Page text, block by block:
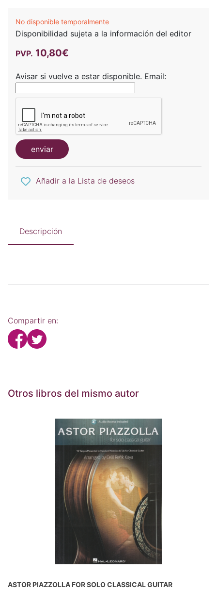
No disponible temporalmente
Disponibilidad sujeta a la información del editor
PVP. 10,80€
Avisar si vuelve a estar disponible. Email:
enviar
Añadir a la Lista de deseos
Descripción
Compartir en:
Otros libros del mismo autor
ASTOR PIAZZOLLA FOR SOLO CLASSICAL GUITAR